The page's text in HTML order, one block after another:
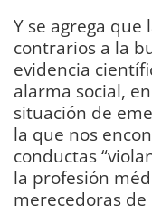
Y se agrega que
contrarios a la
evidencia
alarma social,
situación de
la que nos
conductas
la profesión
merecedoras